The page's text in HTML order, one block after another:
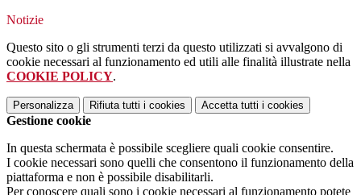
Notizie
Questo sito o gli strumenti terzi da questo utilizzati si avvalgono di
cookie necessari al funzionamento ed utili alle finalità illustrate nella
COOKIE POLICY.
Personalizza Rifiuta tutti i cookies Accetta tutti i cookies
Gestione cookie
In questa schermata è possibile scegliere quali cookie consentire.
I cookie necessari sono quelli che consentono il funzionamento della
piattaforma e non è possibile disabilitarli.
Per conoscere quali sono i cookie necessari al funzionamento potete